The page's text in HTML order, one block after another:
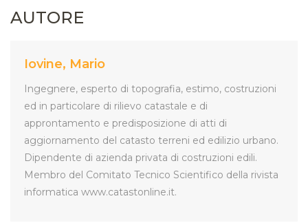
AUTORE
Iovine, Mario
Ingegnere, esperto di topografia, estimo, costruzioni
ed in particolare di rilievo catastale e di
approntamento e predisposizione di atti di
aggiornamento del catasto terreni ed edilizio urbano.
Dipendente di azienda privata di costruzioni edili.
Membro del Comitato Tecnico Scientifico della rivista
informatica www.catastonline.it.